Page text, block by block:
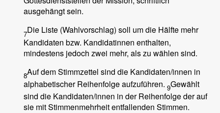
ausgehängt sein.
7Die Liste (Wahlvorschlag) soll um die Hälfte mehr
Kandidaten bzw. Kandidatinnen enthalten,
mindestens jedoch zwei mehr, als zu wählen sind.
8Auf dem Stimmzettel sind die Kandidaten/innen in
alphabetischer Reihenfolge aufzuführen. 9Gewählt
sind die Kandidaten/innen in der Reihenfolge der auf
sie mit Stimmenmehrheit entfallenden Stimmen.